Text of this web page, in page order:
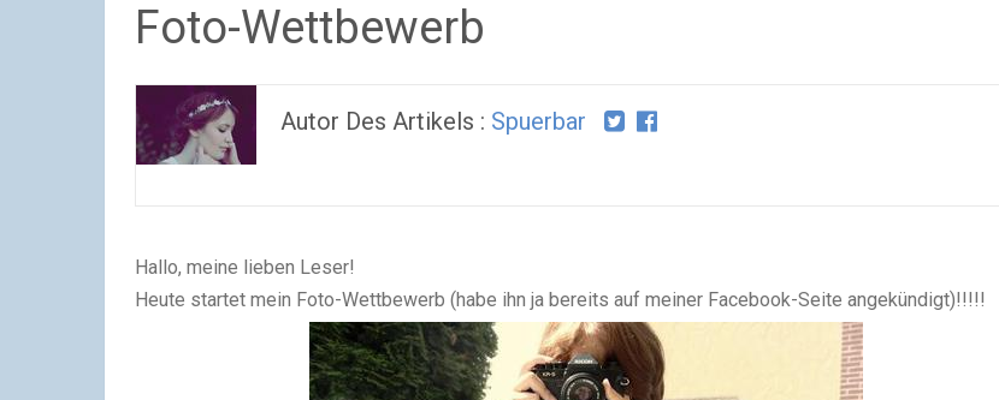
Foto-Wettbewerb
Autor Des Artikels : Spuerbar
Hallo, meine lieben Leser!
Heute startet mein Foto-Wettbewerb (habe ihn ja bereits auf meiner Facebook-Seite angekündigt)!!!!!